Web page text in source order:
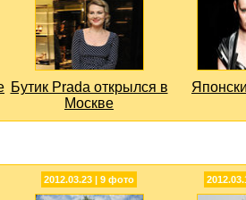
Бутик Prada открылся в
Москве
2012.03.23 | 9 фото